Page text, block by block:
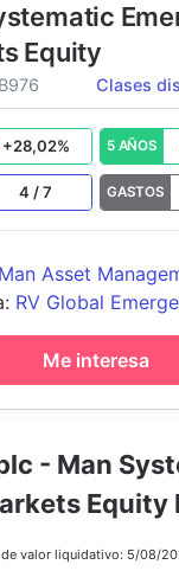
- Man
Equity
valor liquidativo: 5/08/
Equity
Clases
+28,02% 5 AÑOS
4 /7 GASTOS
Man Asset
: RV Global
Me interesa